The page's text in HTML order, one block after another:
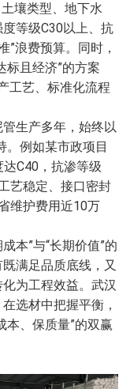
壤类型、地下水
等级C30以上、抗
”浪费预算。同时，
标且经济”的方案
工艺、标准化流程
生产多年，始终以
。例如某市政项目
C40，抗渗等级
艺稳定、接口密封
维护费用近10万
本”与“长期价值”的
满足品质底线，又
为工程效益。武汉
选材中把握平衡，
本、保质量”的双赢